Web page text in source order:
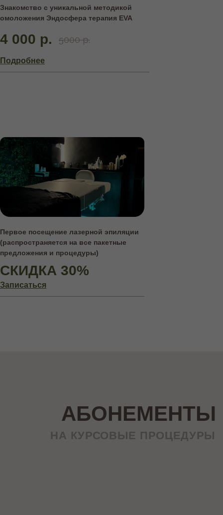
Знакомство с уникальной методикой
омоложения Эндосфера терапия EVA
4 000 р. 5000 р.
Подробнее
Первое посещение лазерной эпиляции
(распространяется на все пакетные
предложения и процедуры)
СКИДКА 30%
Записаться